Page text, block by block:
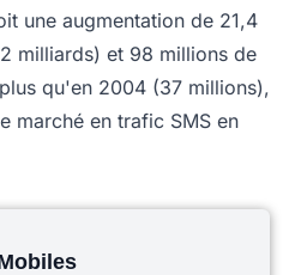
une augmentation de 21,4
milliards) et 98 millions de
qu'en 2004 (37 millions),
marché en trafic SMS en